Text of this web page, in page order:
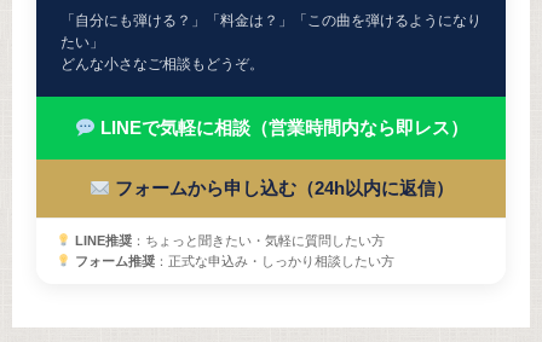
「自分にも弾ける？」「料金は？」「この曲を弾けるようになり
たい」
どんな小さなご相談もどうぞ。
LINEで気軽に相談（営業時間内なら即レス）
フォームから申し込む（24h以内に返信）
LINE推奨：ちょっと聞きたい・気軽に質問したい方
フォーム推奨：正式な申込み・しっかり相談したい方